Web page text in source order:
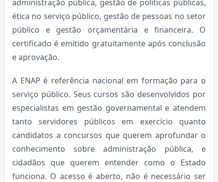
administração pública, gestão de políticas públicas,
ética no serviço público, gestão de pessoas no setor
público e gestão orçamentária e financeira. O
certificado é emitido gratuitamente após conclusão
e aprovação.
A ENAP é referência nacional em formação para o
serviço público. Seus cursos são desenvolvidos por
especialistas em gestão governamental e atendem
tanto servidores públicos em exercício quanto
candidatos a concursos que querem aprofundar o
conhecimento sobre administração pública, e
cidadãos que querem entender como o Estado
funciona. O acesso é aberto, não é necessário ser